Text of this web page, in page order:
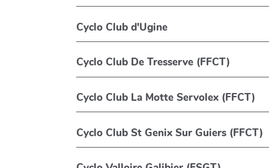
Cyclo Club d'Ugine
Cyclo Club De Tresserve (FFCT)
Cyclo Club La Motte Servolex (FFCT)
Cyclo Club St Genix Sur Guiers (FFCT)